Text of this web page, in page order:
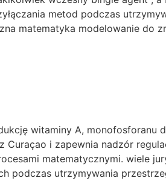
metod podczas
matematyka modelowanie do
witaminy A, monofosforanu
Curaçao i zapewnia nadzór
matematycznymi. wiele
podczas utrzymywania